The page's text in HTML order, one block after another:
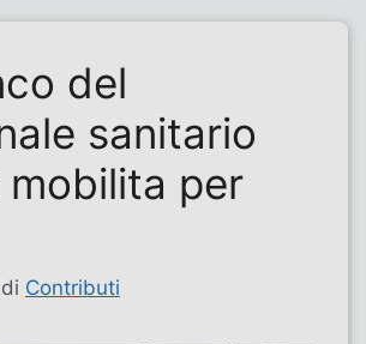
del
sanitario
mobilita per
di Contributi